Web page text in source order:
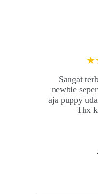
Sangat
newbie
aja puppy
Thx